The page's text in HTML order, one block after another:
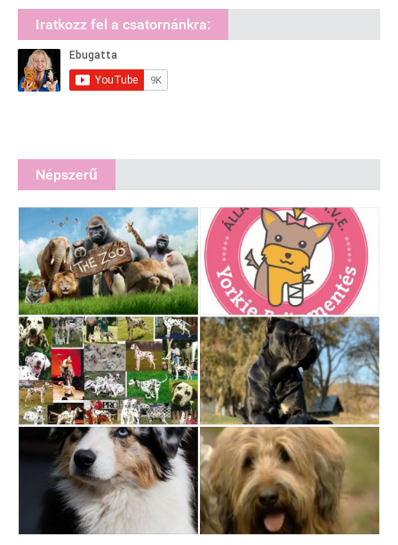
Iratkozz fel a csatornánkra:
Népszerű